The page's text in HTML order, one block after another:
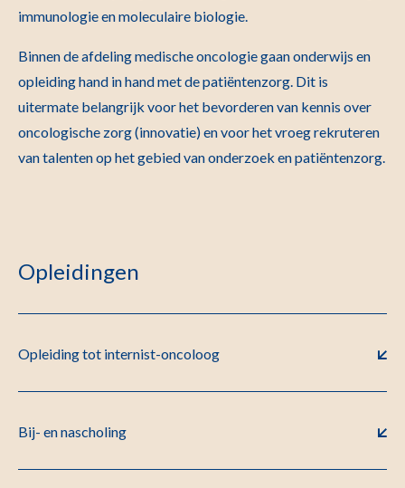
immunologie en moleculaire biologie.
Binnen de afdeling medische oncologie gaan onderwijs en
opleiding hand in hand met de patiëntenzorg. Dit is
uitermate belangrijk voor het bevorderen van kennis over
oncologische zorg (innovatie) en voor het vroeg rekruteren
van talenten op het gebied van onderzoek en patiëntenzorg.
Opleidingen
Opleiding tot internist-oncoloog
Bij- en nascholing